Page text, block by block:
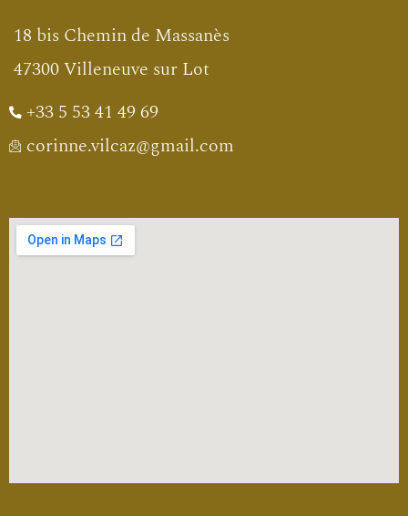
18 bis Chemin de Massanès
47300 Villeneuve sur Lot
+33 5 53 41 49 69
corinne.vilcaz@gmail.com